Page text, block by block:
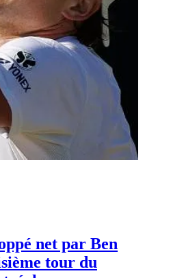
net par Ben
tour du